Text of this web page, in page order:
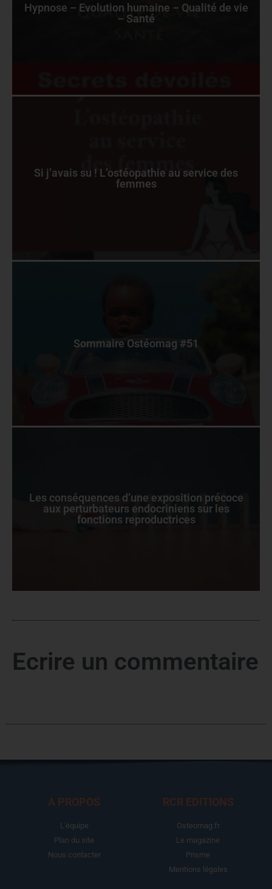
Hypnose – Evolution humaine – Qualité de vie
– Santé
Si j’avais su ! L’ostéopathie au service des
femmes
Sommaire Ostéomag #51
Les conséquences d’une exposition précoce
aux perturbateurs endocriniens sur les
fonctions reproductrices
Ecrire un commentaire
A PROPOS
L'équipe
Plan du site
Nous contacter
RCR EDITIONS
Osteomag.fr
Le magazine
Prisme
Mentions légales